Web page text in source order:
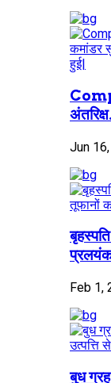
Jun
Feb 1,
बुध